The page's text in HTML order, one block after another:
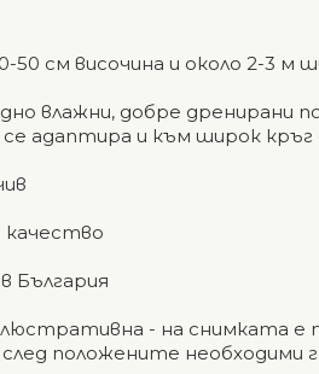
50 см височина и около 2-3 м
влажни, добре дренирани
се адаптира и към широк кръг
България
- на снимката е
положените необходими